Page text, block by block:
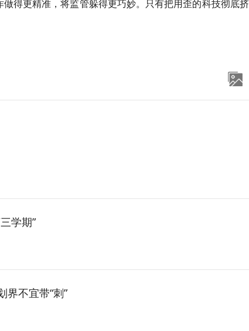
得更精准，将监管躲得更巧妙。只有把用歪的科技彻底
学期”
界不宜带“刺”